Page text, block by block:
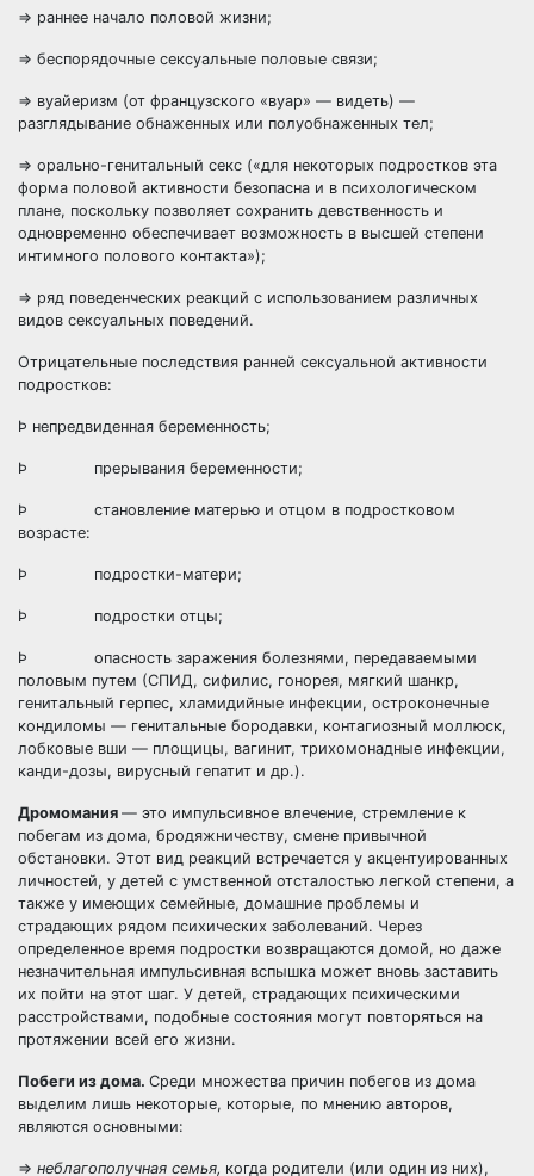
=> раннее начало половой жизни;
=> беспорядочные сексуальные половые связи;
=> вуайеризм (от французского «вуар» — видеть) —
разглядывание обнаженных или полуобнаженных тел;
=> орально-генитальный секс («для некоторых подростков эта
форма половой активности безопасна и в психологическом
плане, поскольку позволяет сохранить девственность и
одновременно обеспечивает возможность в высшей степени
интимного полового контакта»);
=> ряд поведенческих реакций с использованием различных
видов сексуальных поведений.
Отрицательные последствия ранней сексуальной активности
подростков:
Þ непредвиденная беременность;
Þ прерывания беременности;
Þ становление матерью и отцом в подростковом
возрасте:
Þ подростки-матери;
Þ подростки отцы;
Þ опасность заражения болезнями, передаваемыми
половым путем (СПИД, сифилис, гонорея, мягкий шанкр,
генитальный герпес, хламидийные инфекции, остроконечные
кондиломы — генитальные бородавки, контагиозный моллюск,
лобковые вши — площицы, вагинит, трихомонадные инфекции,
канди-дозы, вирусный гепатит и др.).
Дромомания — это импульсивное влечение, стремление к
побегам из дома, бродяжничеству, смене привычной
обстановки. Этот вид реакций встречается у акцентуированных
личностей, у детей с умственной отсталостью легкой степени, а
также у имеющих семейные, домашние проблемы и
страдающих рядом психических заболеваний. Через
определенное время подростки возвращаются домой, но даже
незначительная импульсивная вспышка может вновь заставить
их пойти на этот шаг. У детей, страдающих психическими
расстройствами, подобные состояния могут повторяться на
протяжении всей его жизни.
Побеги из дома. Среди множества причин побегов из дома
выделим лишь некоторые, которые, по мнению авторов,
являются основными:
=> неблагополучная семья, когда родители (или один из них),